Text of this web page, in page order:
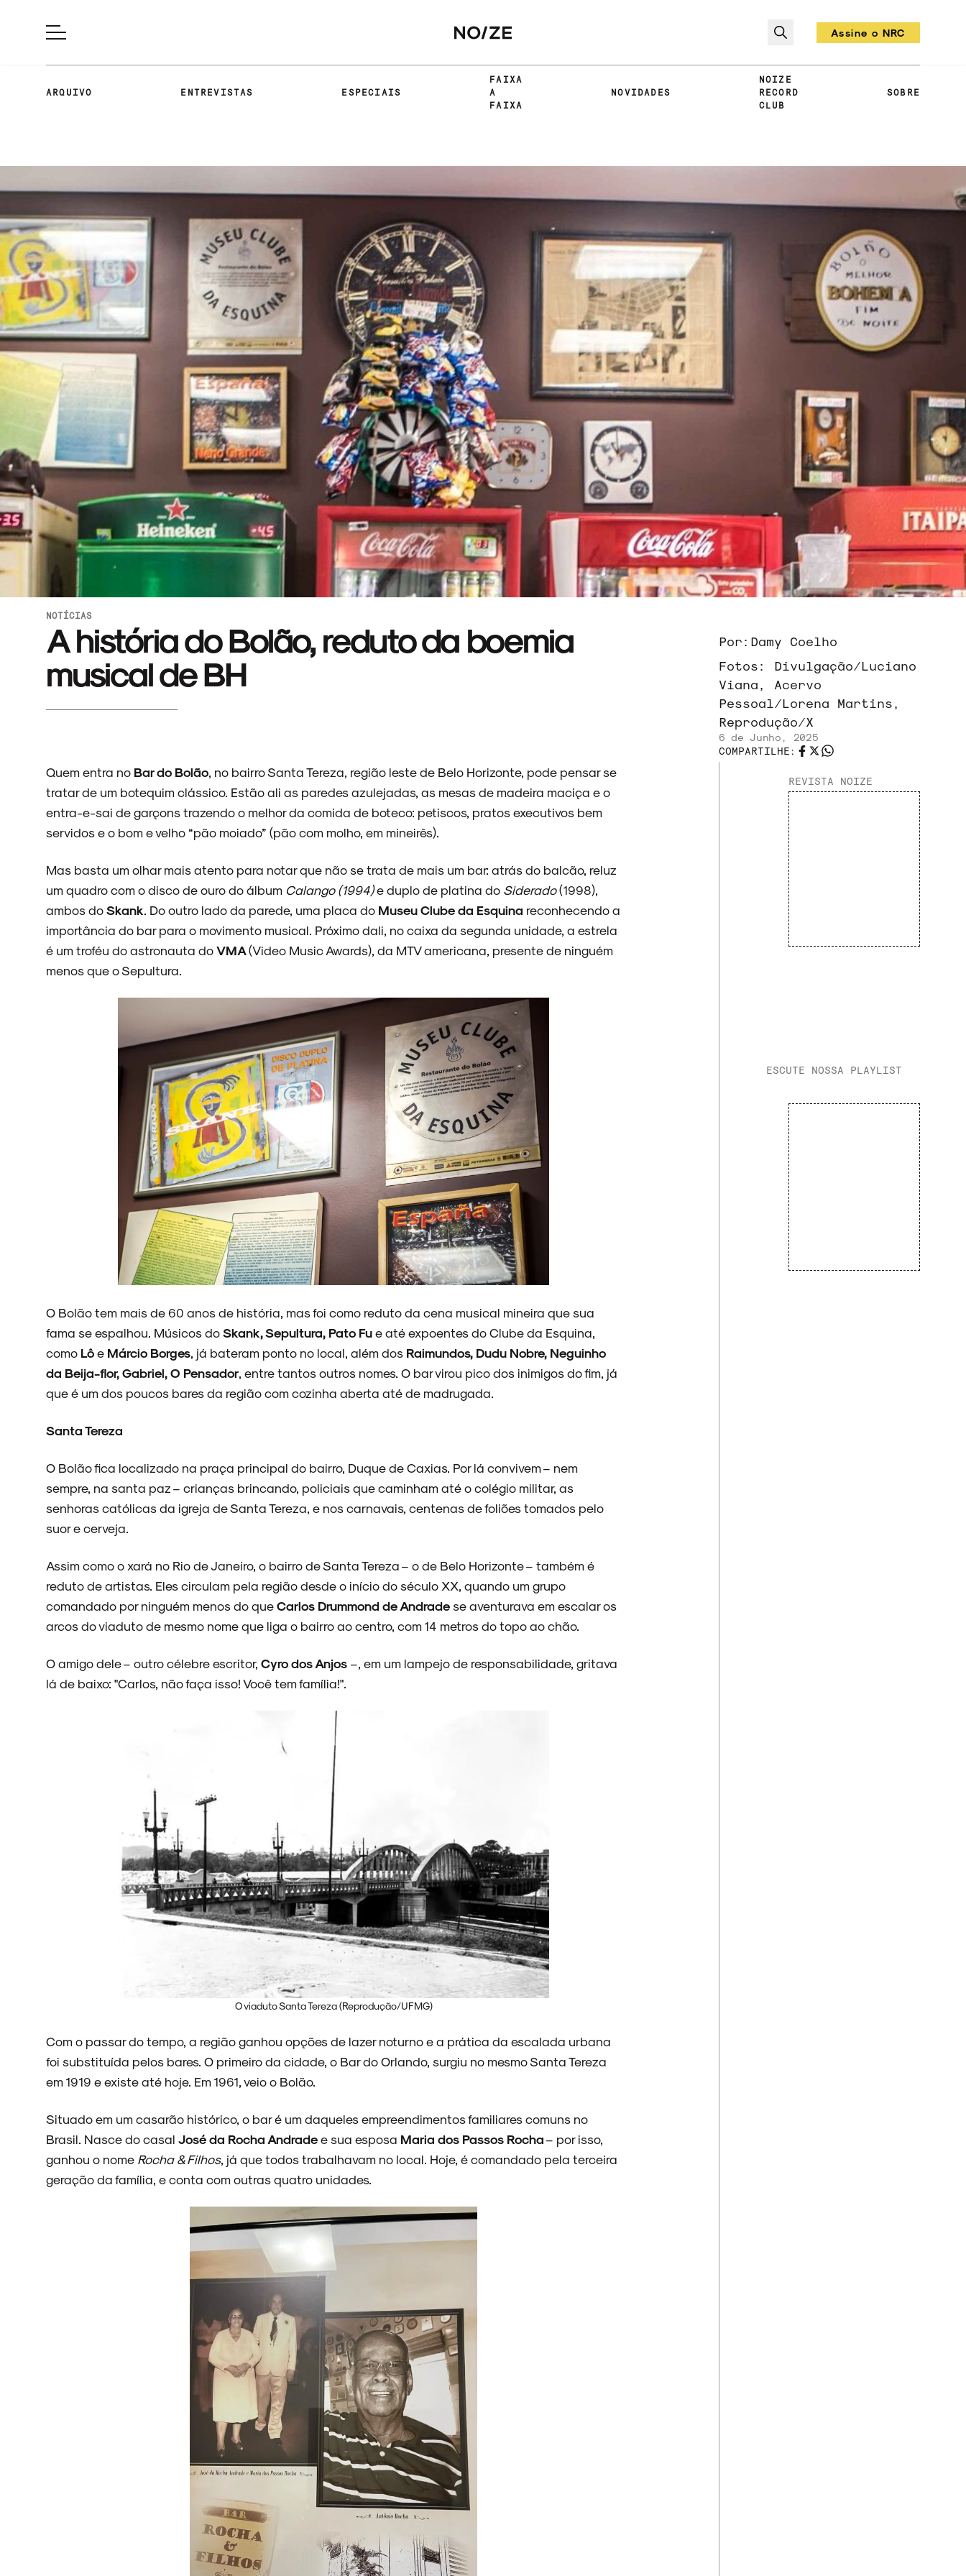
ARQUIVO
ENTREVISTAS
ESPECIAIS
FAIXA A FAIXA
Assine o NRC
ARQUIVO ENTREVISTAS ESPECIAIS
FAIXA
A
FAIXA
NOVIDADES
NOIZE
RECORD
CLUB
SOBRE
NOTÍCIAS
A história do Bolão, reduto da boemia
musical de BH
Por: Damy Coelho
Fotos: Divulgação/Luciano
Viana, Acervo
Pessoal/Lorena Martins,
Reprodução/X
6 de Junho, 2025
COMPARTILHE:
Quem entra no Bar do Bolão , no bairro Santa Tereza, região leste de Belo Horizonte, pode pensar se
tratar de um botequim clássico. Estão ali as paredes azulejadas, as mesas de madeira maciça e o
entra-e-sai de garçons trazendo o melhor da comida de boteco: petiscos, pratos executivos bem
servidos e o bom e velho “pão moiado” (pão com molho, em mineirês).
Mas basta um olhar mais atento para notar que não se trata de mais um bar: atrás do balcão, reluz
um quadro com o disco de ouro do álbum Calango (1994)e duplo de platina do Siderado(1998),
ambos doSkank . Do outro lado da parede, uma placa do Museu Clube da Esquina reconhecendo a
importância do bar para o movimento musical. Próximo dali, no caixa da segunda unidade, a estrela
é um troféu do astronauta doVMA(Video Music Awards), da MTV americana, presente de ninguém
menos que o Sepultura.
O Bolão tem mais de 60 anos de história, mas foi como reduto da cena musical mineira que sua
fama se espalhou. Músicos doSkank, Sepultura, Pato Fue até expoentes do Clube da Esquina,
como Lôe Márcio Borges , já bateram ponto no local, além dos Raimundos, Dudu Nobre, Neguinho
da Beija-flor, Gabriel, O Pensador , entre tantos outros nomes. O bar virou pico dos inimigos do fim, já
que é um dos poucos bares da região com cozinha aberta até de madrugada.
Santa Tereza
O Bolão fica localizado na praça principal do bairro, Duque de Caxias. Por lá convivem – nem
sempre, na santa paz – crianças brincando, policiais que caminham até o colégio militar, as
senhoras católicas da igreja de Santa Tereza, e nos carnavais, centenas de foliões tomados pelo
suor e cerveja.
Assim como o xará no Rio de Janeiro, o bairro de Santa Tereza – o de Belo Horizonte – também é
reduto de artistas. Eles circulam pela região desde o início do século XX, quando um grupo
comandado por ninguém menos do queCarlos Drummond de Andradese aventurava em escalar os
arcos do viaduto de mesmo nome que liga o bairro ao centro, com 14 metros do topo ao chão.
O amigo dele – outro célebre escritor, Cyro dos Anjos –, em um lampejo de responsabilidade, gritava
lá de baixo: "Carlos, não faça isso! Você tem família!".
O viaduto Santa Tereza (Reprodução/UFMG)
Com o passar do tempo, a região ganhou opções de lazer noturno e a prática da escalada urbana
foi substituída pelos bares. O primeiro da cidade, o Bar do Orlando, surgiu no mesmo Santa Tereza
em 1919 e existe até hoje. Em 1961, veio o Bolão.
Situado em um casarão histórico, o bar é um daqueles empreendimentos familiares comuns no
Brasil. Nasce do casal José da Rocha Andradee sua esposa Maria dos Passos Rocha– por isso,
ganhou o nome Rocha & Filhos, já que todos trabalhavam no local. Hoje, é comandado pela terceira
geração da família, e conta com outras quatro unidades.
REVISTA NOIZE
ESCUTE NOSSA PLAYLIST